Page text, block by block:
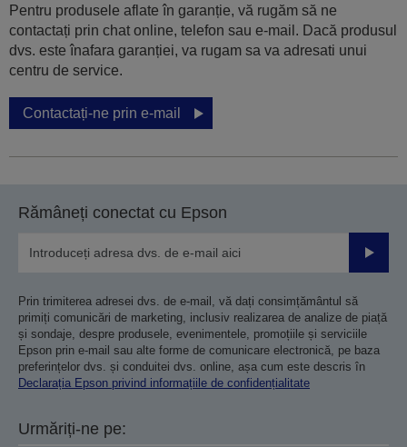
Pentru produsele aflate în garanție, vă rugăm să ne
contactați prin chat online, telefon sau e-mail. Dacă produsul
dvs. este înafara garanției, va rugam sa va adresati unui
centru de service.
Contactați-ne prin e-mail
Rămâneți conectat cu Epson
Prin trimiterea adresei dvs. de e-mail, vă dați consimțământul să
primiți comunicări de marketing, inclusiv realizarea de analize de piață
și sondaje, despre produsele, evenimentele, promoțiile și serviciile
Epson prin e-mail sau alte forme de comunicare electronică, pe baza
preferințelor dvs. și conduitei dvs. online, așa cum este descris în
Declarația Epson privind informațiile de confidențialitate
Urmăriți-ne pe: